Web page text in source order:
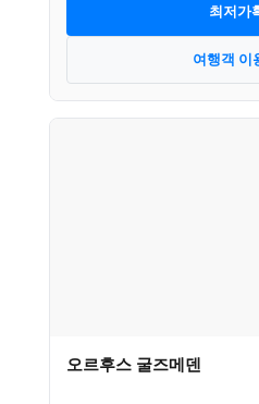
최저가
여행객 이
오르후스 굴즈메덴